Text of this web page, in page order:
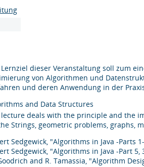
Lernziel dieser Veranstaltung soll zum
von Algorithmen und
und deren Anwendung in der
and Data Structures
lecture deals with the principle and the
Strings, geometric problems, graphs,
Sedgewick, "Algorithms in Java -Parts
Sedgewick, "Algorithms in Java -Part
and R. Tamassia, "Algorithm